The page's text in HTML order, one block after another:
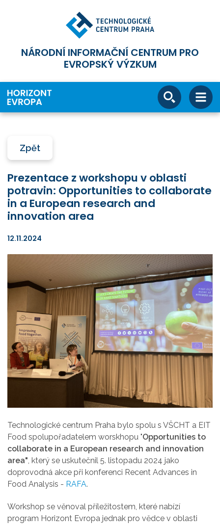
NÁRODNÍ INFORMAČNÍ CENTRUM PRO
EVROPSKÝ VÝZKUM
Zpět
Prezentace z workshopu v oblasti
potravin: Opportunities to collaborate
in a European research and
innovation area
12.11.2024
Technologické centrum Praha bylo spolu s VŠCHT a EIT
Food spolupořadatelem worskhopu "Opportunities to
collaborate in a European research and innovation
area", který se uskutečnil 5. listopadu 2024 jako
doprovodná akce při konferenci Recent Advances in
Food Analysis - RAFA.
Workshop se věnoval příležitostem, které nabízí
program Horizont Evropa jednak pro vědce v oblasti